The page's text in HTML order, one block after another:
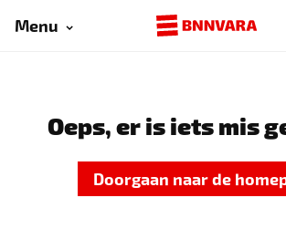
Menu
Oeps, er is iets mis
Doorgaan naar de